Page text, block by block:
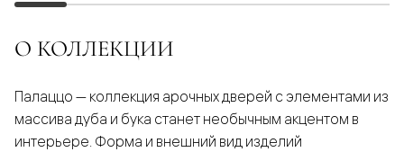
О КОЛЛЕКЦИИ
Палаццо — коллекция арочных дверей с элементами из
массива дуба и бука станет необычным акцентом в
интерьере. Форма и внешний вид изделий